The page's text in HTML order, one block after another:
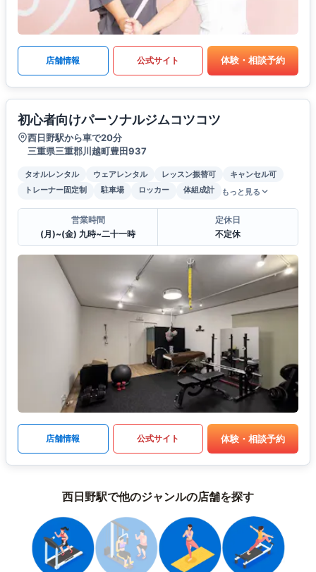
店舗情報 公式サイト 体験・相談予約
初心者向けパーソナルジムコツコツ
西日野駅から車で20分
三重県三重郡川越町豊田937
タオルレンタル ウェアレンタル レッスン振替可
キャンセル可
トレーナー固定制
駐車場 ロッカー 体組成計 もっと見る
営業時間
(月)~(金) 九時~二十一時
定休日
不定休
店舗情報 公式サイト 体験・相談予約
西日野駅で他のジャンルの店舗を探す